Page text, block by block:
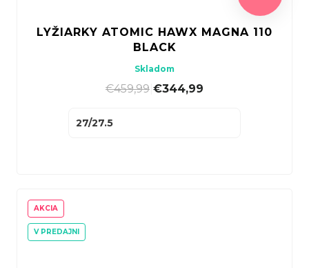
LYŽIARKY ATOMIC HAWX MAGNA 110
BLACK
Skladom
€459,99 €344,99
27/27.5
AKCIA
V PREDAJNI